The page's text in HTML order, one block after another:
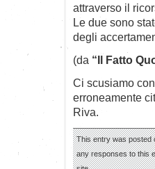
attraverso il
Le due sono
degli
(da “Il Fatto
Ci scusiamo
erroneamente
Riva.
This entry was posted
any responses to this